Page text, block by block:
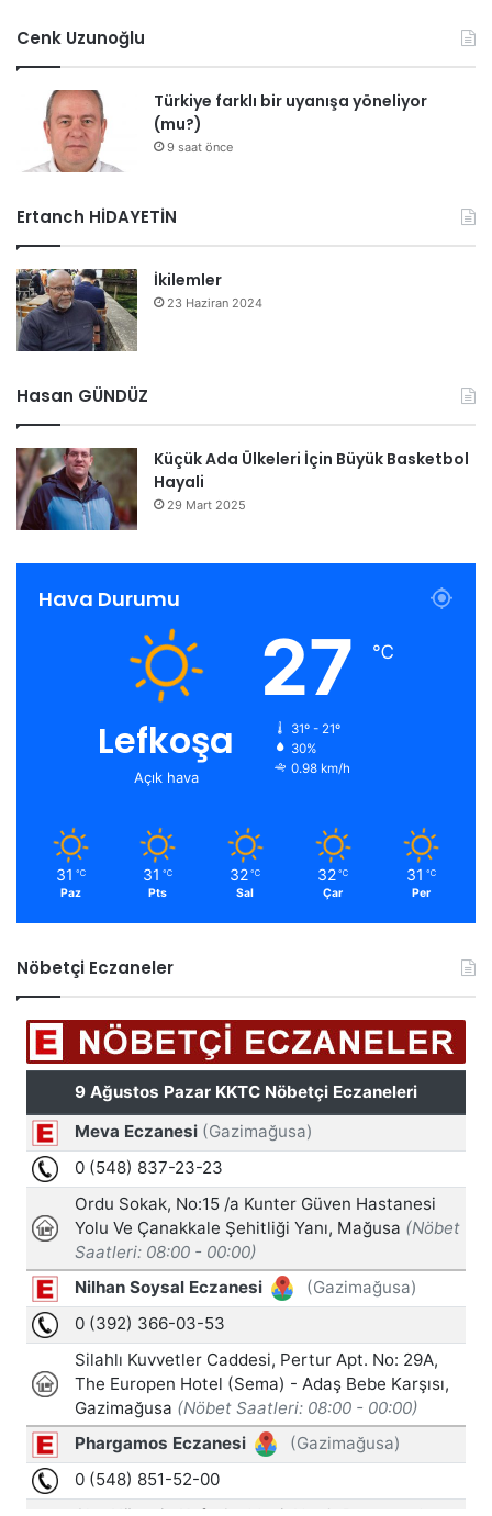
Cenk Uzunoğlu
Türkiye farklı bir uyanışa yöneliyor
(mu?)
9 saat önce
Ertanch HİDAYETİN
İkilemler
23 Haziran 2024
Hasan GÜNDÜZ
Küçük Ada Ülkeleri İçin Büyük Basketbol
Hayali
29 Mart 2025
Hava Durumu
Lefkoşa
Açık hava
27 ℃
31º - 21º
30%
0.98 km/h
31 ℃
Paz
31 ℃
Pts
32 ℃
Sal
32 ℃
Çar
31 ℃
Per
Nöbetçi Eczaneler